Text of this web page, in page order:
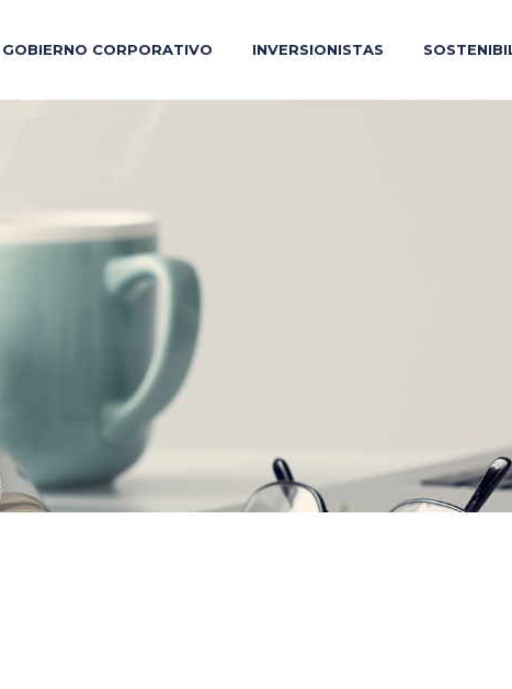
GOBIERNO CORPORATIVO INVERSIONISTAS